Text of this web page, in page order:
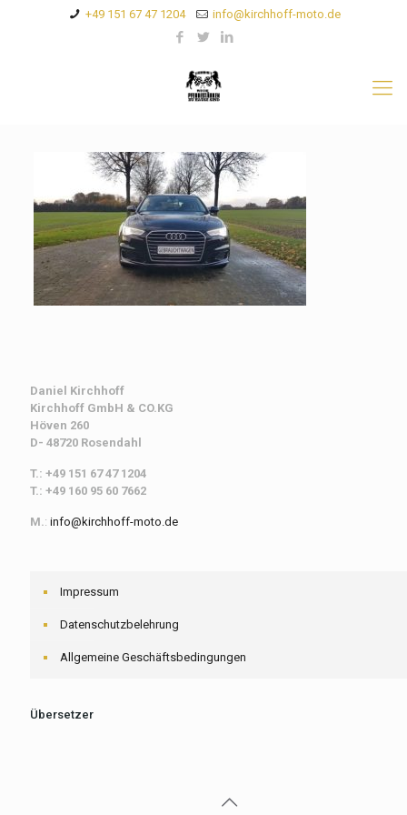
+49 151 67 47 1204 info@kirchhoff-moto.de
Daniel Kirchhoff
Kirchhoff GmbH & CO.KG
Höven 260
D- 48720 Rosendahl
T.: +49 151 67 47 1204
T.: +49 160 95 60 7662
M.: info@kirchhoff-moto.de
Impressum
Datenschutzbelehrung
Allgemeine Geschäftsbedingungen
Übersetzer